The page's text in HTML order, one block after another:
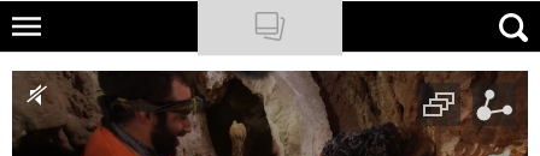
Skip
main
content
NATIONAL GEOGRAPHIC
TRAVELER